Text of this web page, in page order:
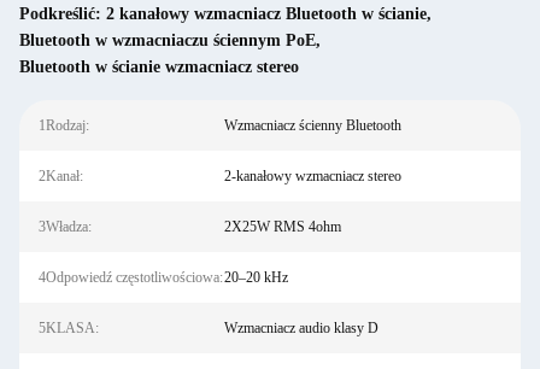
Podkreślić: 2 kanałowy wzmacniacz Bluetooth w ścianie,
Bluetooth w wzmacniaczu ściennym PoE,
Bluetooth w ścianie wzmacniacz stereo
1Rodzaj: Wzmacniacz ścienny Bluetooth
2Kanał: 2-kanałowy wzmacniacz stereo
3Władza: 2X25W RMS 4ohm
4Odpowiedź częstotliwościowa:20–20 kHz
5KLASA: Wzmacniacz audio klasy D